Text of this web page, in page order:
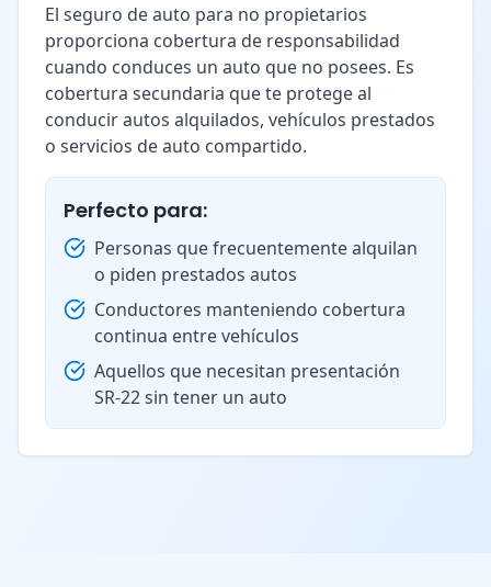
El seguro de auto para no propietarios
proporciona cobertura de responsabilidad
cuando conduces un auto que no posees. Es
cobertura secundaria que te protege al
conducir autos alquilados, vehículos prestados
o servicios de auto compartido.
Perfecto para:
Personas que frecuentemente alquilan
o piden prestados autos
Conductores manteniendo cobertura
continua entre vehículos
Aquellos que necesitan presentación
SR-22 sin tener un auto